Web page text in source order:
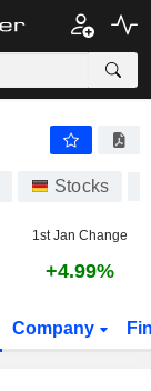
Stocks
1st Jan Change
+4.99%
Company